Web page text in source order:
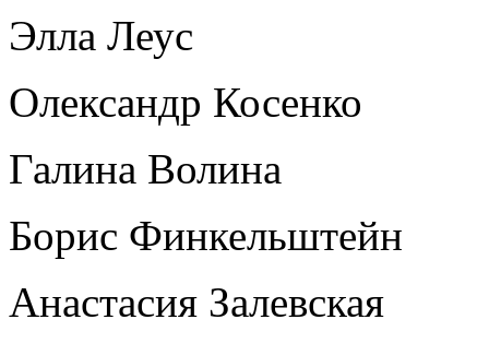
Элла Леус
Олександр Косенко
Галина Волина
Борис Финкельштейн
Анастасия Залевская